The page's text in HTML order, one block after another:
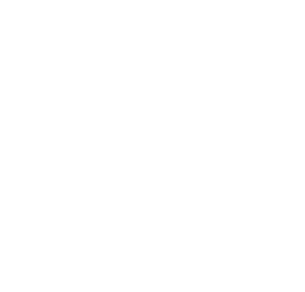
recept